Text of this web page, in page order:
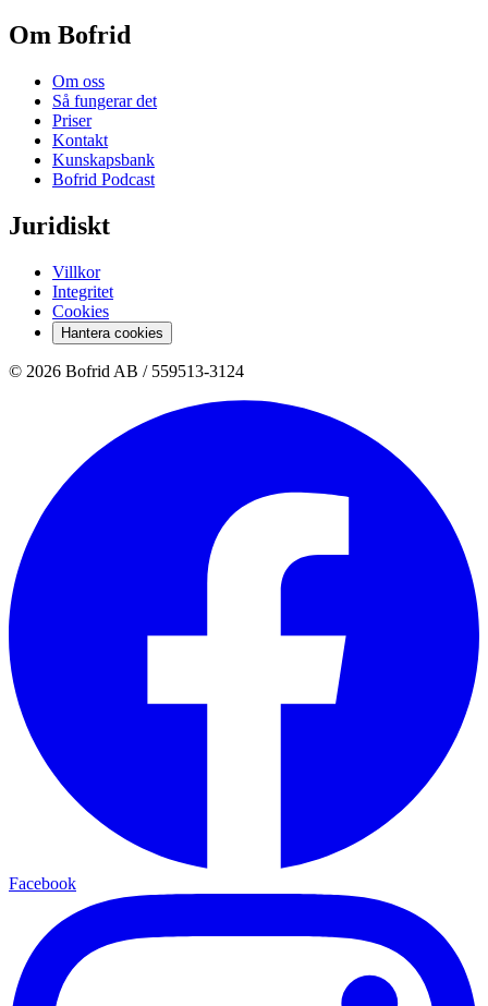
Om Bofrid
Om oss
Så fungerar det
Priser
Kontakt
Kunskapsbank
Bofrid Podcast
Juridiskt
Villkor
Integritet
Cookies
Hantera cookies
© 2026 Bofrid AB / 559513-3124
Facebook